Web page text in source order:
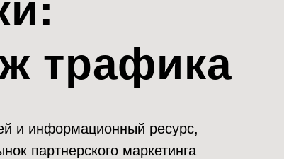
трафика
и информационный ресурс,
партнерского маркетинга